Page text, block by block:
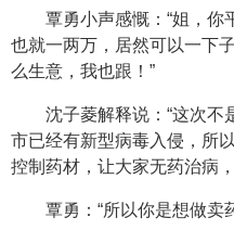
覃勇小声感慨：“姐，你
也就一两万，居然可以一下
么生意，我也跟！”
沈子菱解释说：“这次不
市已经有新型病毒入侵，所
控制药材，让大家无药治病
覃勇：“所以你是想做卖